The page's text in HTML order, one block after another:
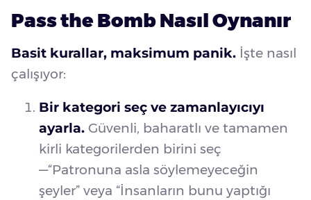
Pass the Bomb Nasıl Oynanır
Basit kurallar, maksimum panik. İşte nasıl
çalışıyor:
Bir kategori seç ve zamanlayıcıyı
ayarla. Güvenli, baharatlı ve tamamen
kirli kategorilerden birini seç
—“Patronuna asla söylemeyeceğin
şeyler” veya “İnsanların bunu yaptığı